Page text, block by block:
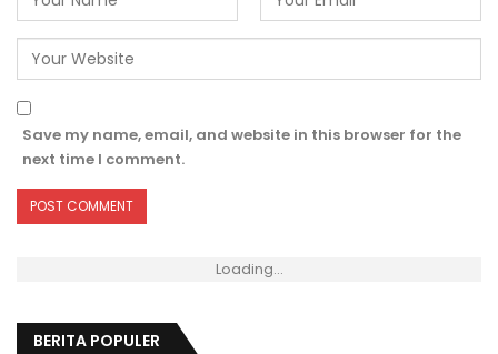
Save my name, email, and website in this browser for the
next time I comment.
Loading...
BERITA POPULER